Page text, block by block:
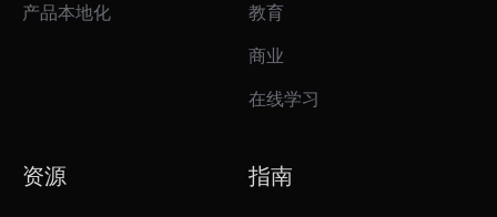
产品本地化 教育
商业
在线学习
资源 指南